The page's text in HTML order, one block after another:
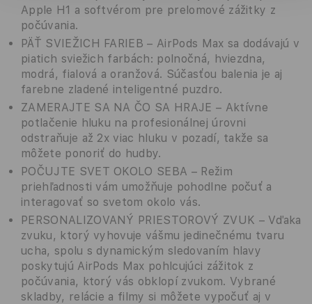
Apple H1 a softvérom pre prelomové zážitky z
počúvania.
PÄŤ SVIEŽICH FARIEB – AirPods Max sa dodávajú v
piatich sviežich farbách: polnočná, hviezdna,
modrá, fialová a oranžová. Súčasťou balenia je aj
farebne zladené inteligentné puzdro.
ZAMERAJTE SA NA ČO SA HRAJE – Aktívne
potlačenie hluku na profesionálnej úrovni
odstraňuje až 2x viac hluku v pozadí, takže sa
môžete ponoriť do hudby.
POČUJTE SVET OKOLO SEBA – Režim
priehľadnosti vám umožňuje pohodlne počuť a ​​
interagovať so svetom okolo vás.
PERSONALIZOVANÝ PRIESTOROVÝ ZVUK – Vďaka
zvuku, ktorý vyhovuje vášmu jedinečnému tvaru
ucha, spolu s dynamickým sledovaním hlavy
poskytujú AirPods Max pohlcujúci zážitok z
počúvania, ktorý vás obklopí zvukom. Vybrané
skladby, relácie a filmy si môžete vypočuť aj v